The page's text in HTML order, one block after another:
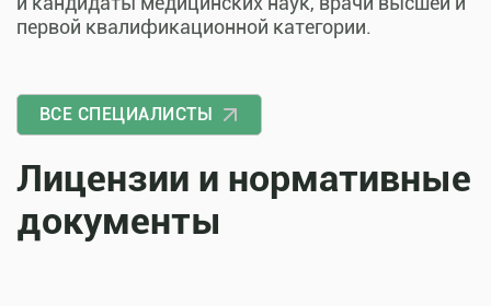
первой квалификационной категории.
ВСЕ СПЕЦИАЛИСТЫ
Лицензии и нормативные
документы